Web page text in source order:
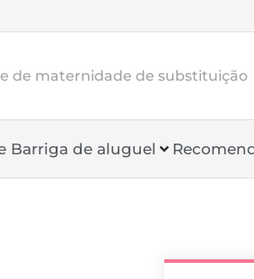
de maternidade de substituição
Barriga de aluguel